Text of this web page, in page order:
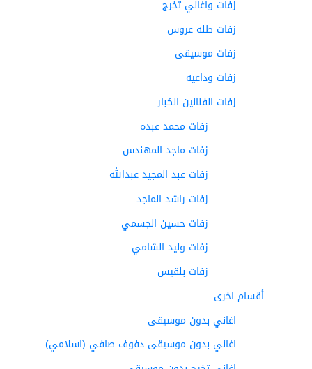
زفات واغاني تخرج
زفات طله عروس
زفات موسيقى
زفات وداعيه
زفات الفنانين الكبار
زفات محمد عبده
زفات ماجد المهندس
زفات عبد المجيد عبدالله
زفات راشد الماجد
زفات حسين الجسمي
زفات وليد الشامي
زفات بلقيس
أقسام اخرى
اغاني بدون موسيقى
اغاني بدون موسيقى دفوف صافي (اسلامي)